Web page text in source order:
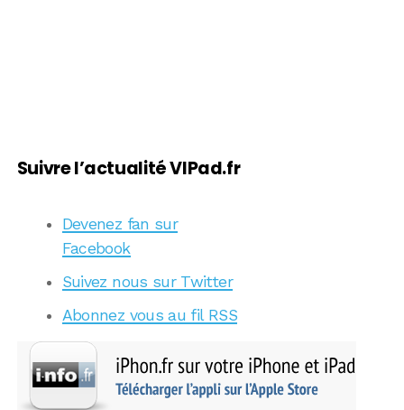
Suivre l’actualité VIPad.fr
Devenez fan sur
Facebook
Suivez nous sur Twitter
Abonnez vous au fil RSS